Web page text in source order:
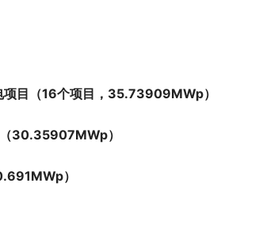
目（16个项目，35.73909MWp）
30.35907MWp）
）